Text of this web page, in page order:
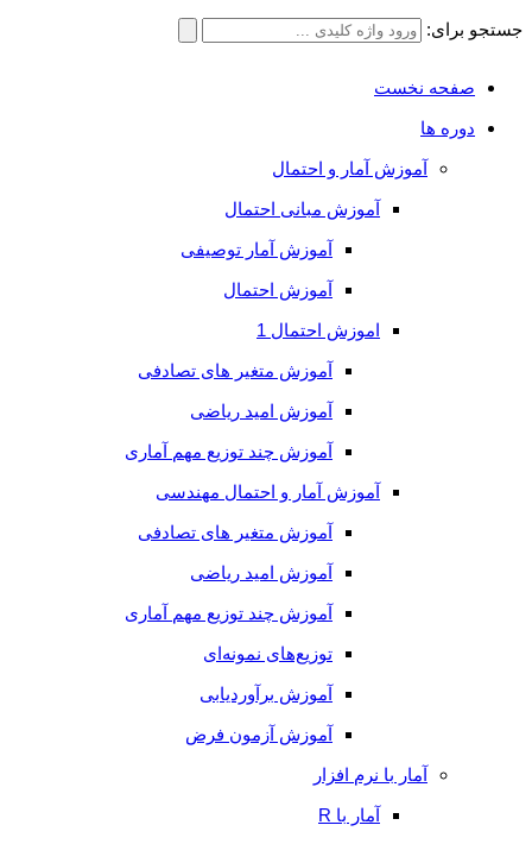
جستجو برای:
صفحه نخست
دوره ها
آموزش آمار و احتمال
آموزش مبانی احتمال
آموزش آمار توصیفی
آموزش احتمال
اموزش احتمال 1
آموزش متغیر های تصادفی
آموزش امید ریاضی
آموزش چند توزیع مهم آماری
آموزش آمار و احتمال مهندسی
آموزش متغیر های تصادفی
آموزش امید ریاضی
آموزش چند توزیع مهم آماری
توزیع‌های نمونه‌ای
آموزش برآوردیابی
آموزش آزمون فرض
آمار با نرم افزار
آمار با R